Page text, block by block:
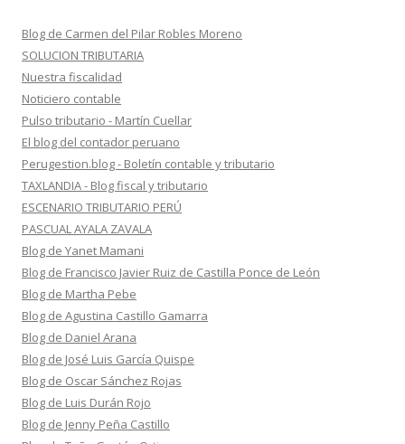
Blog de Carmen del Pilar Robles Moreno
SOLUCION TRIBUTARIA
Nuestra fiscalidad
Noticiero contable
Pulso tributario - Martín Cuellar
El blog del contador peruano
Perugestion.blog - Boletín contable y tributario
TAXLANDIA - Blog fiscal y tributario
ESCENARIO TRIBUTARIO PERÚ
PASCUAL AYALA ZAVALA
Blog de Yanet Mamani
Blog de Francisco Javier Ruiz de Castilla Ponce de León
Blog de Martha Pebe
Blog de Agustina Castillo Gamarra
Blog de Daniel Arana
Blog de José Luis García Quispe
Blog de Oscar Sánchez Rojas
Blog de Luis Durán Rojo
Blog de Jenny Peña Castillo